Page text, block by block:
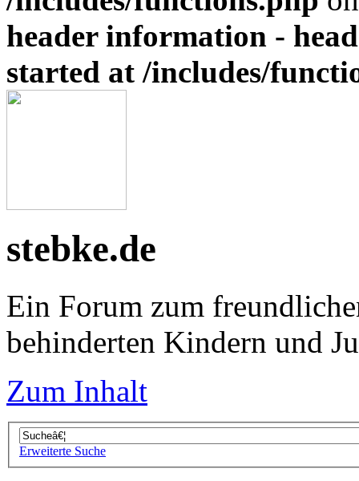
header information -
started at /includes/
stebke.de
Ein Forum zum
behinderten Kindern und
Zum Inhalt
Erweiterte Suche